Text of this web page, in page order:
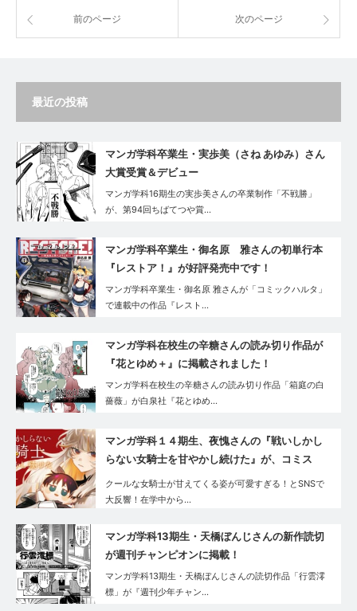
前のページ 次のページ
最近の投稿
マンガ学科卒業生・実歩美（さね あゆみ）さん
大賞受賞＆デビュー
マンガ学科16期生の実歩美さんの卒業制作「不戦勝」
が、第94回ちばてつや賞…
マンガ学科卒業生・御名原 雅さんの初単行本
『レストア！』が好評発売中です！
マンガ学科卒業生・御名原 雅さんが「コミックハルタ」
で連載中の作品『レスト…
マンガ学科在校生の辛糖さんの読み切り作品が
『花とゆめ＋』に掲載されました！
マンガ学科在校生の辛糖さんの読み切り作品「箱庭の白
薔薇」が白泉社『花とゆめ…
マンガ学科１４期生、夜愧さんの『戦いしかし
らない女騎士を甘やかし続けた』が、コミス
マ・GANMA!で好評連載中です！
クールな女騎士が甘えてくる姿が可愛すぎる！とSNSで
大反響！在学中から…
マンガ学科13期生・天橋ぼんじさんの新作読切
が週刊チャンピオンに掲載！
マンガ学科13期生・天橋ぼんじさんの読切作品「行雲澪
標」が『週刊少年チャン…